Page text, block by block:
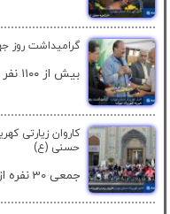
گرامیداشت روز
بیش از ۱۱۰۰ نفر از سالمندان ساکن در آسایشگاه خیریه...
کاروان زیارتی
حسنی (ع)
جمعی 30 نفره از سالمندان و معلولین آسایشگاه خیریه...